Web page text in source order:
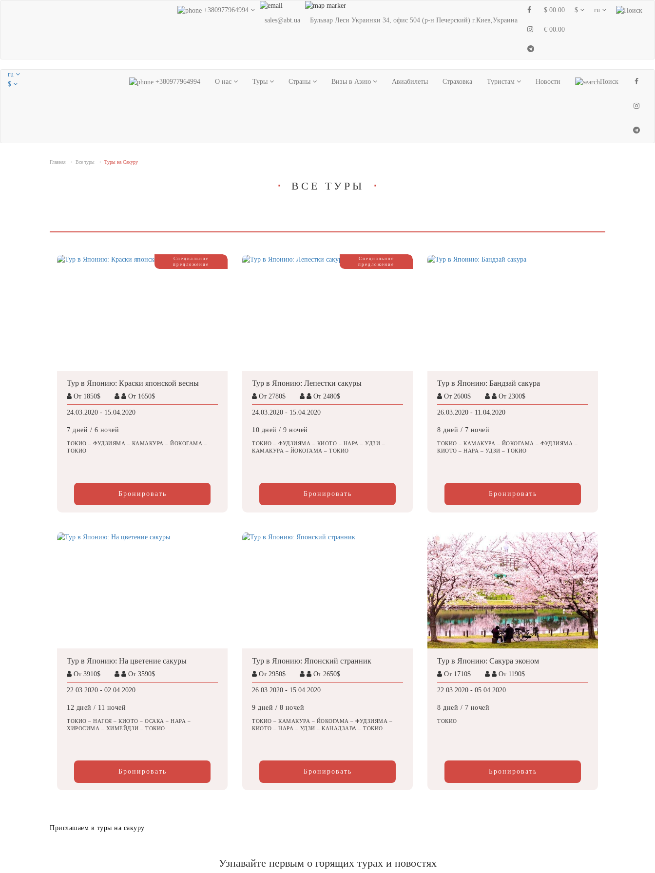
+380977964994
sales@abt.ua
Бульвар Леси Украинки 34, офис 504 (р-н Печерский) г.Киев,Украина
$ 00.00
€ 00.00
$ ru
ru
$
+380977964994 О нас Туры Страны Визы в Азию Авиабилеты Страховка Туристам Новости Поиск
Главная Все туры Туры на Сакуру
■ ВСЕ ТУРЫ ■
Специальное
предложение
Тур в Японию: Краски японской весны
От 1850$ От 1650$
24.03.2020 - 15.04.2020
7 дней / 6 ночей
ТОКИО – ФУДЗИЯМА – КАМАКУРА – ЙОКОГАМА –
ТОКИО
Бронировать
Специальное
предложение
Тур в Японию: Лепестки сакуры
От 2780$ От 2480$
24.03.2020 - 15.04.2020
10 дней / 9 ночей
ТОКИО – ФУДЗИЯМА – КИОТО – НАРА – УДЗИ –
КАМАКУРА – ЙОКОГАМА – ТОКИО
Бронировать
Тур в Японию: Бандзай сакура
От 2600$ От 2300$
26.03.2020 - 11.04.2020
8 дней / 7 ночей
ТОКИО – КАМАКУРА – ЙОКОГАМА – ФУДЗИЯМА –
КИОТО – НАРА – УДЗИ – ТОКИО
Бронировать
Тур в Японию: На цветение сакуры
От 3910$ От 3590$
22.03.2020 - 02.04.2020
12 дней / 11 ночей
ТОКИО – НАГОЯ – КИОТО – ОСАКА – НАРА –
ХИРОСИМА – ХИМЕЙДЗИ – ТОКИО
Бронировать
Тур в Японию: Японский странник
От 2950$ От 2650$
26.03.2020 - 15.04.2020
9 дней / 8 ночей
ТОКИО – КАМАКУРА – ЙОКОГАМА – ФУДЗИЯМА –
КИОТО – НАРА – УДЗИ – КАНАДЗАВА – ТОКИО
Бронировать
Тур в Японию: Сакура эконом
От 1710$ От 1190$
22.03.2020 - 05.04.2020
8 дней / 7 ночей
ТОКИО
Бронировать
Приглашаем в туры на сакуру
Узнавайте первым о горящих турах и новостях